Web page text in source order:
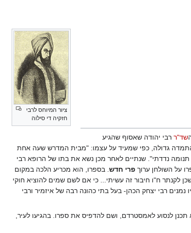
ציור המיוחס לרבי
חזקיה די סילוה
שד"ר רבי יהודה שאסוף שהגיע
גדולה, כפי שמעיד על עצמו: "מבית המדרש שעה אחת
נדדתי". שנתיים לאחר מכן נשא את בתו של הרופא רבי
על השולחן ערוך פרי חדש. בספרו, הוא מכריע הלכה במקום
לקנתר ח"ו חיבור זה עשיתי... כי אם לשם שמים להוציא חוקי
רבי יצחק הכהן- בעל בתי כהונה רבה של איזמיר ורבי
לנסוע לאמסטרדם, ושם להדפיס את ספרו. בהגיעו לעיר,